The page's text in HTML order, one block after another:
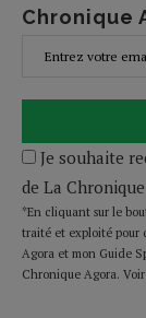
Chronique
Je souhaite
de La
*En cliquant sur le
traité et exploité pour
Agora et mon Guide
Chronique Agora.